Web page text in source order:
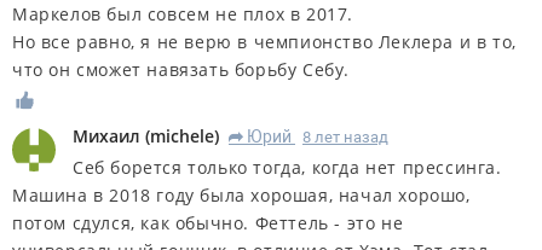
Маркелов был совсем не плох в 2017.
Но все равно, я не верю в чемпионство Леклера и в то,
что он сможет навязать борьбу Себу.
Михаил (michele) R Юрий 8 лет назад
Себ борется только тогда, когда нет прессинга.
Машина в 2018 году была хорошая, начал хорошо,
потом сдулся, как обычно. Феттель - это не